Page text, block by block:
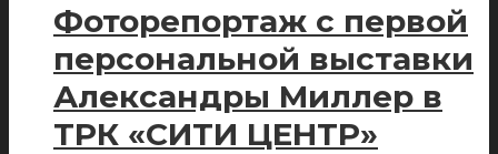
Фоторепортаж с первой
персональной выставки
Александры Миллер в
ТРК «СИТИ ЦЕНТР»